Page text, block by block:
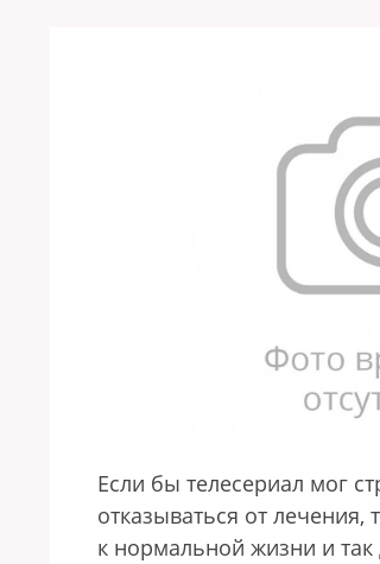
Если бы телесериал мог
отказываться от
к нормальной жизни и